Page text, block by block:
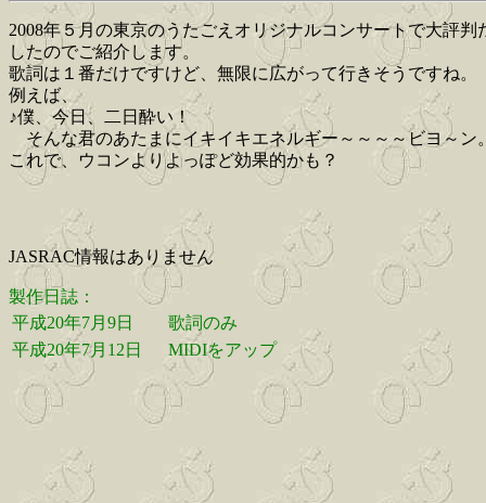
2008年５月の東京のうたごえオリジナルコンサートで大評
したのでご紹介します。
歌詞は１番だけですけど、無限に広がって行きそうですね。
例えば、
♪僕、今日、二日酔い！
そんな君のあたまにイキイキエネルギー～～～～ビヨ～ン
これで、ウコンよりよっぽど効果的かも？
JASRAC情報はありません
製作日誌：
平成20年7月9日
歌詞のみ
平成20年7月12日
MIDIをアップ